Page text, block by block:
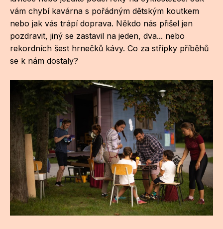
vám chybí kavárna s pořádným dětským koutkem
nebo jak vás trápí doprava. Někdo nás přišel jen
pozdravit, jiný se zastavil na jeden, dva... nebo
rekordních šest hrnečků kávy. Co za střípky příběhů
se k nám dostaly?